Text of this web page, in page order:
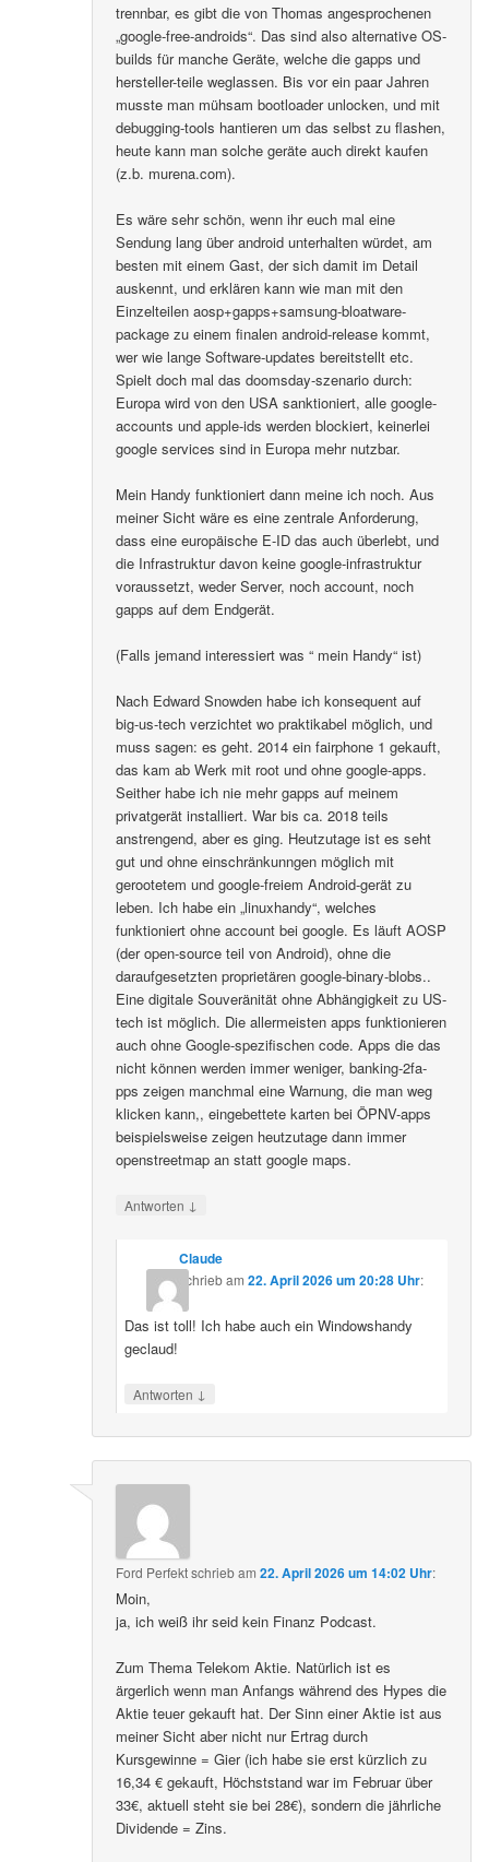
trennbar, es gibt die von Thomas angesprochenen
„google-free-androids“. Das sind also alternative OS-
builds für manche Geräte, welche die gapps und
hersteller-teile weglassen. Bis vor ein paar Jahren
musste man mühsam bootloader unlocken, und mit
debugging-tools hantieren um das selbst zu flashen,
heute kann man solche geräte auch direkt kaufen
(z.b. murena.com).
Es wäre sehr schön, wenn ihr euch mal eine
Sendung lang über android unterhalten würdet, am
besten mit einem Gast, der sich damit im Detail
auskennt, und erklären kann wie man mit den
Einzelteilen aosp+gapps+samsung-bloatware-
package zu einem finalen android-release kommt,
wer wie lange Software-updates bereitstellt etc.
Spielt doch mal das doomsday-szenario durch:
Europa wird von den USA sanktioniert, alle google-
accounts und apple-ids werden blockiert, keinerlei
google services sind in Europa mehr nutzbar.
Mein Handy funktioniert dann meine ich noch. Aus
meiner Sicht wäre es eine zentrale Anforderung,
dass eine europäische E-ID das auch überlebt, und
die Infrastruktur davon keine google-infrastruktur
voraussetzt, weder Server, noch account, noch
gapps auf dem Endgerät.
(Falls jemand interessiert was “ mein Handy“ ist)
Nach Edward Snowden habe ich konsequent auf
big-us-tech verzichtet wo praktikabel möglich, und
muss sagen: es geht. 2014 ein fairphone 1 gekauft,
das kam ab Werk mit root und ohne google-apps.
Seither habe ich nie mehr gapps auf meinem
privatgerät installiert. War bis ca. 2018 teils
anstrengend, aber es ging. Heutzutage ist es seht
gut und ohne einschränkunngen möglich mit
gerootetem und google-freiem Android-gerät zu
leben. Ich habe ein „linuxhandy“, welches
funktioniert ohne account bei google. Es läuft AOSP
(der open-source teil von Android), ohne die
daraufgesetzten proprietären google-binary-blobs..
Eine digitale Souveränität ohne Abhängigkeit zu US-
tech ist möglich. Die allermeisten apps funktionieren
auch ohne Google-spezifischen code. Apps die das
nicht können werden immer weniger, banking-2fa-
pps zeigen manchmal eine Warnung, die man weg
klicken kann,, eingebettete karten bei ÖPNV-apps
beispielsweise zeigen heutzutage dann immer
openstreetmap an statt google maps.
Antworten ↓
Claude
schriebam 22. April 2026 um 20:28 Uhr:
Das ist toll! Ich habe auch ein Windowshandy
geclaud!
Antworten ↓
Ford Perfektschriebam22. April 2026 um 14:02 Uhr:
Moin,
ja, ich weiß ihr seid kein Finanz Podcast.
Zum Thema Telekom Aktie. Natürlich ist es
ärgerlich wenn man Anfangs während des Hypes die
Aktie teuer gekauft hat. Der Sinn einer Aktie ist aus
meiner Sicht aber nicht nur Ertrag durch
Kursgewinne = Gier (ich habe sie erst kürzlich zu
16,34 € gekauft, Höchststand war im Februar über
33€, aktuell steht sie bei 28€), sondern die jährliche
Dividende = Zins.